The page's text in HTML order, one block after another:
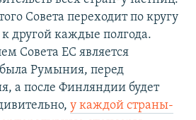
Совета переходит по кругу
другой каждые полгода.
Совета ЕС является
Румыния, перед
а после Финляндии будет
у каждой страны-